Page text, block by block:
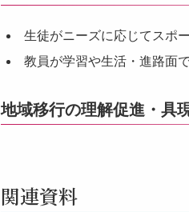
生徒がニーズに応じてスポ
教員が学習や生活・進路面
地域移行の理解促進・具
関連資料